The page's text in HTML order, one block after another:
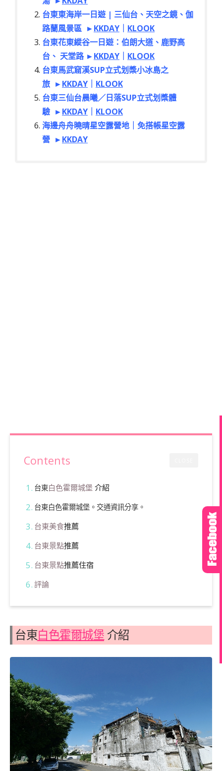
台東東海岸一日遊 | 三仙台、天空之鏡、伽
路蘭風景區 ►KKDAY
KLOOK
台東花東縱谷一日遊：伯朗大道、鹿野高
台、 天堂路 ►KKDAY
KLOOK
台東馬武窟溪SUP立式划槳小冰島之
旅 ►KKDAY
KLOOK
台東三仙台晨曦／日落SUP立式划槳體
驗 ►KKDAY
KLOOK
海邊舟舟曉晴星空露營地｜免搭帳星空露
營 ►KKDAY
Contents
台東白色霍爾城堡 介紹
台東白色霍爾城堡。交通資訊分享。
台東美食推薦
台東景點推薦
台東景點推薦住宿
評論
台東白色霍爾城堡 介紹